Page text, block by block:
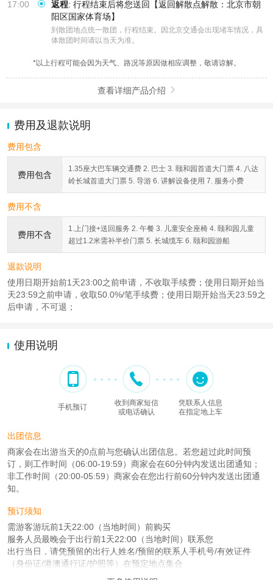
17:00 返程: 行程结束后将您送回【返回解散点解散：北京市朝
阳区国家体育场】
到散团地点统一散团，行程结束。因北京交通会出现堵车情况，具
体散团时间请以当天为准。
*以上行程可能会因为天气、路况等原因做相应调整，敬请谅解。
查看详细产品介绍 
费用及退款说明
费用包含
费用包含
1.35座大巴车辆交通费 2. 巴士 3. 颐和园首道大门票 4. 八达
岭长城首道大门票 5. 导游 6. 讲解设备使用 7. 服务小费
费用不含
费用不含
1.上门接+送回服务 2. 午餐 3. 儿童安全座椅 4. 颐和园儿童
超过1.2米需补半价门票 5. 长城缆车 6. 颐和园游船
退款说明
使用日期开始前1天23:00之前申请，不收取手续费；使用日期开始当
天23:59之前申请，收取50.0%/笔手续费；使用日期开始当天23:59之
后申请，不可退；
使用说明
手机预订
收到商家短信
或电话确认
凭联系人信息
在指定地上车
出团信息
商家会在出游当天的0点前与您确认出团信息。若您超过此时间预
订，则工作时间（06:00-19:59）商家会在60分钟内发送出团通知；
非工作时间（20:00-05:59）商家会在您出行前60分钟内发送出团通
知。
预订须知
需游客游玩前1天22:00（当地时间）前购买
服务人员最晚会于出行前1天22:00（当地时间）联系您
出行当日，请凭预留的出行人姓名/预留的联系人手机号/有效证件
（身份证/港澳通行证/护照等）在预定地点集合